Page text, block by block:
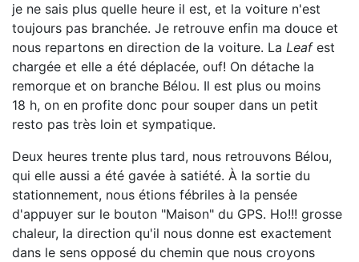
je ne sais plus quelle heure il est, et la voiture n'est
toujours pas branchée. Je retrouve enfin ma douce et
nous repartons en direction de la voiture. La Leafest
chargée et elle a été déplacée, ouf! On détache la
remorque et on branche Bélou. Il est plus ou moins
18 h, on en profite donc pour souper dans un petit
resto pas très loin et sympatique.
Deux heures trente plus tard, nous retrouvons Bélou,
qui elle aussi a été gavée à satiété. À la sortie du
stationnement, nous étions fébriles à la pensée
d'appuyer sur le bouton "Maison" du GPS. Ho!!! grosse
chaleur, la direction qu'il nous donne est exactement
dans le sens opposé du chemin que nous croyons